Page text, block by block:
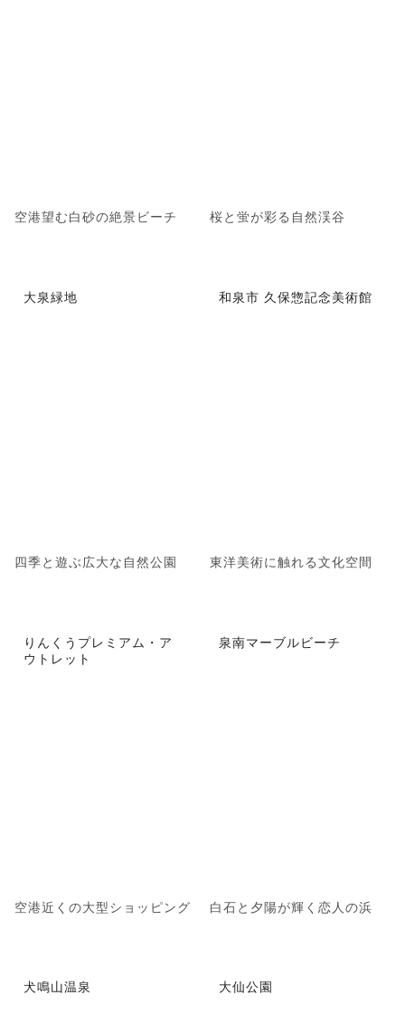
空港望む白砂の絶景ビーチ 桜と蛍が彩る自然渓谷
大泉緑地
四季と遊ぶ広大な自然公園
和泉市 久保惣記念美術館
東洋美術に触れる文化空間
りんくうプレミアム・ア
ウトレット
空港近くの大型ショッピング
泉南マーブルビーチ
白石と夕陽が輝く恋人の浜
犬鳴山温泉 大仙公園